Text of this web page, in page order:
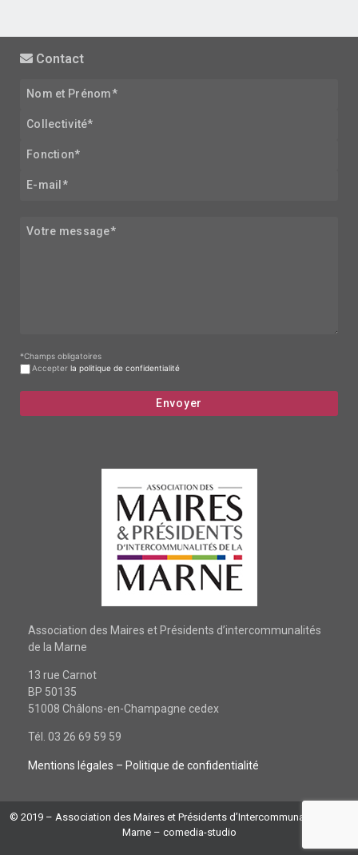
Association des Maires et Présidents d’intercommunalités
de la Marne
13 rue Carnot
BP 50135
51008 Châlons-en-Champagne cedex
Tél. 03 26 69 59 59
Mentions légales – Politique de confidentialité
Contact
*Champs obligatoires
Accepter la politique de confidentialité
© 2019 – Association des Maires et Présidents d’Intercommunalités de la
Marne – comedia-studio